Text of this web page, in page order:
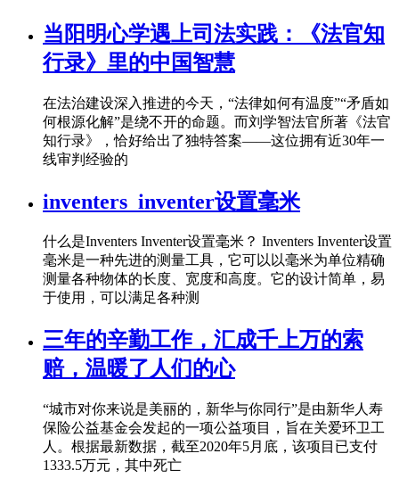
当阳明心学遇上司法实践：《法官知
行录》里的中国智慧
在法治建设深入推进的今天，“法律如何有温度”“矛盾如
何根源化解”是绕不开的命题。而刘学智法官所著《法官
知行录》，恰好给出了独特答案——这位拥有近30年一
线审判经验的
inventers_inventer设置毫米
什么是Inventers Inventer设置毫米？ Inventers Inventer设置
毫米是一种先进的测量工具，它可以以毫米为单位精确
测量各种物体的长度、宽度和高度。它的设计简单，易
于使用，可以满足各种测
三年的辛勤工作，汇成千上万的索
赔，温暖了人们的心
“城市对你来说是美丽的，新华与你同行”是由新华人寿
保险公益基金会发起的一项公益项目，旨在关爱环卫工
人。根据最新数据，截至2020年5月底，该项目已支付
1333.5万元，其中死亡